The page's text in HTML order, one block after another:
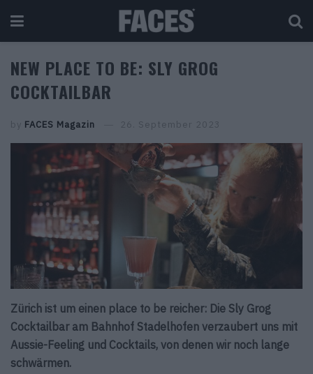
NEW PLACE TO BE: SLY GROG
COCKTAILBAR
by FACES Magazin 26. September 2023
Zürich ist um einen place to be reicher: Die Sly Grog
Cocktailbar am Bahnhof Stadelhofen verzaubert uns mit
Aussie-Feeling und Cocktails, von denen wir noch lange
schwärmen.